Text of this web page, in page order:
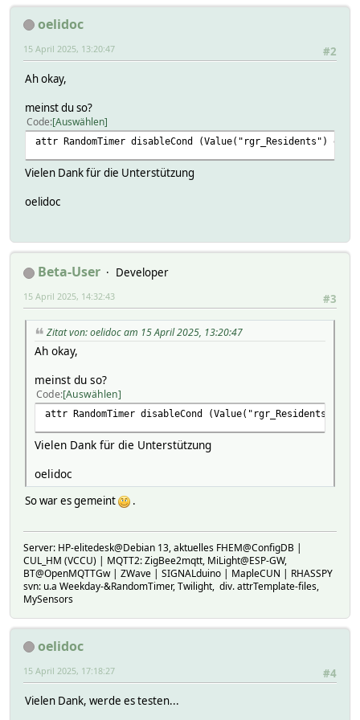
setstate zufall_arbeitszimmer_morgens_WE 2025-04-15
setstate zufall_arbeitszimmer_morgens_WE 2025-04-15
setstate zufall_arbeitszimmer_morgens_WE 2025-04-14
setstate zufall_arbeitszimmer_morgens_WE 2025-04-15
setstate zufall_arbeitszimmer_morgens_WE 2025-04-15
oelidoc
#2
15 April 2025, 13:20:47
Ah okay,
meinst du so?
Code Auswählen
attr RandomTimer disableCond (Value("rgr_Residents") eq
Vielen Dank für die Unterstützung
oelidoc
Beta-User
Developer
#3
15 April 2025, 14:32:43
Zitat von: oelidoc am 15 April 2025, 13:20:47
Ah okay,
meinst du so?
Code Auswählen
attr RandomTimer disableCond (Value("rgr_Residents")
Vielen Dank für die Unterstützung
oelidoc
So war es gemeint .
Server: HP-elitedesk@Debian 13, aktuelles FHEM@ConfigDB |
CUL_HM (VCCU) | MQTT2: ZigBee2mqtt, MiLight@ESP-GW,
BT@OpenMQTTGw | ZWave | SIGNALduino | MapleCUN | RHASSPY
svn: u.a Weekday-&RandomTimer, Twilight, div. attrTemplate-files,
MySensors
oelidoc
#4
15 April 2025, 17:18:27
Vielen Dank, werde es testen...